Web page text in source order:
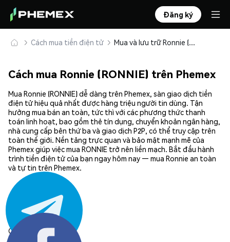
Đăng ký
Cách mua tiền điện tử Mua và lưu trữ Ronnie (RONNIE) an toàn
Cách mua Ronnie (RONNIE) trên Phemex
Mua Ronnie (RONNIE) dễ dàng trên Phemex, sàn giao dịch tiền
điện tử hiệu quả nhất được hàng triệu người tin dùng. Tận
hưởng mua bán an toàn, tức thì với các phương thức thanh
toán linh hoạt, bao gồm thẻ tín dụng, chuyển khoản ngân hàng,
nhà cung cấp bên thứ ba và giao dịch P2P, có thể truy cập trên
toàn thế giới. Nền tảng trực quan và bảo mật mạnh mẽ của
Phemex giúp việc mua RONNIE trở nên liền mạch. Bắt đầu hành
trình tiền điện tử của bạn ngay hôm nay — mua Ronnie an toàn
và tự tin trên Phemex.
Chia sẻ: